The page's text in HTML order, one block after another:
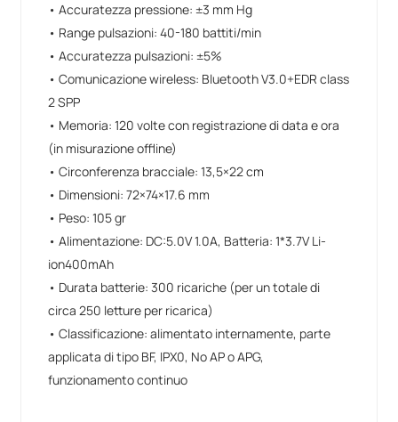
• Accuratezza pressione: ±3 mm Hg
• Range pulsazioni: 40-180 battiti/min
• Accuratezza pulsazioni: ±5%
• Comunicazione wireless: Bluetooth V3.0+EDR class
2 SPP
• Memoria: 120 volte con registrazione di data e ora
(in misurazione offline)
• Circonferenza bracciale: 13,5×22 cm
• Dimensioni: 72×74×17.6 mm
• Peso: 105 gr
• Alimentazione: DC:5.0V 1.0A, Batteria: 1*3.7V Li-
ion400mAh
• Durata batterie: 300 ricariche (per un totale di
circa 250 letture per ricarica)
• Classificazione: alimentato internamente, parte
applicata di tipo BF, IPX0, No AP o APG,
funzionamento continuo